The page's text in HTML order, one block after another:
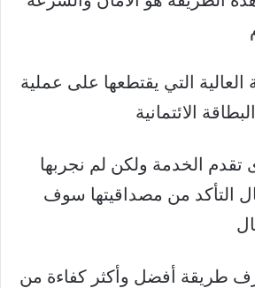
العالية التي يقتطعها على عملية
الائتمانية
الخدمة ولكن لم نجربها
التأكد من مصداقيتها سوف
طريقة أفضل وأكثر كفاءة من